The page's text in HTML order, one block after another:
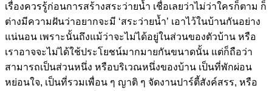
เรื่องควรรู้ก่อนการสร้างสระว่ายน้ำ เชื่อเลยว่าไม่ว่าใครก็ตาม ก็
ต่างมีความฝันว่าอยากจะมี ‘สระว่ายน้ำ’ เอาไว้ในบ้านกันอย่าง
แน่นอน เพราะนั้นถึงแม้ว่าจะไม่ได้อยู่ในส่วนของตัวบ้าน หรือ
เราอาจจะไม่ได้ใช้ประโยชน์มากมายกันขนาดนั้น แต่ก็ถือว่า
สามารถเป็นส่วนหนึ่ง หรือบริเวณหนึ่งของบ้าน เป็นที่พักผ่อน
หย่อนใจ, เป็นที่รวมเพื่อน ๆ ญาติ ๆ จัดงานปาร์ตี้สังค์สรร, หรือ